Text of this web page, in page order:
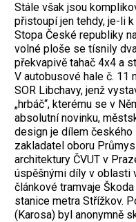
Stále však jsou
přistoupí jen tehdy, je-li
Stopa České republiky
volné ploše se tísnily
překvapivě tahač 4x4 a
V autobusové hale č. 11
SOR Libchavy, jenž
„hrbáč“, kterému se v
absolutní novinku,
design je dílem českého
zakladatel oboru
architektury ČVUT v
úspěšnými díly v oblasti
článkové tramvaje
stanice metra Střížkov.
(Karosa) byl anonymně